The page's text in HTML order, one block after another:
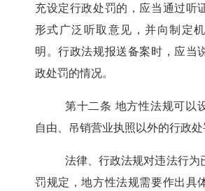
充设定行政处罚的，应当通过听
形式广泛听取意见，并向制定
明。行政法规报送备案时，应当
政处罚的情况。
第十二条 地方性法规可以
自由、吊销营业执照以外的行政处
法律、行政法规对违法行为
罚规定，地方性法规需要作出具